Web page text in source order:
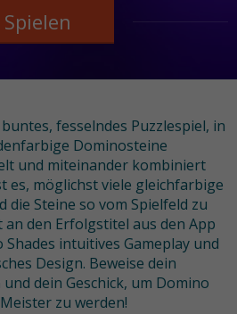
Spielen
fesselndes Puzzlespiel, in
Dominosteine
und miteinander kombiniert
es, möglichst viele gleichfarbige
die Steine so vom Spielfeld zu
den Erfolgstitel aus den App
intuitives Gameplay und
Design. Beweise dein
dein Geschick, um Domino
zu werden!